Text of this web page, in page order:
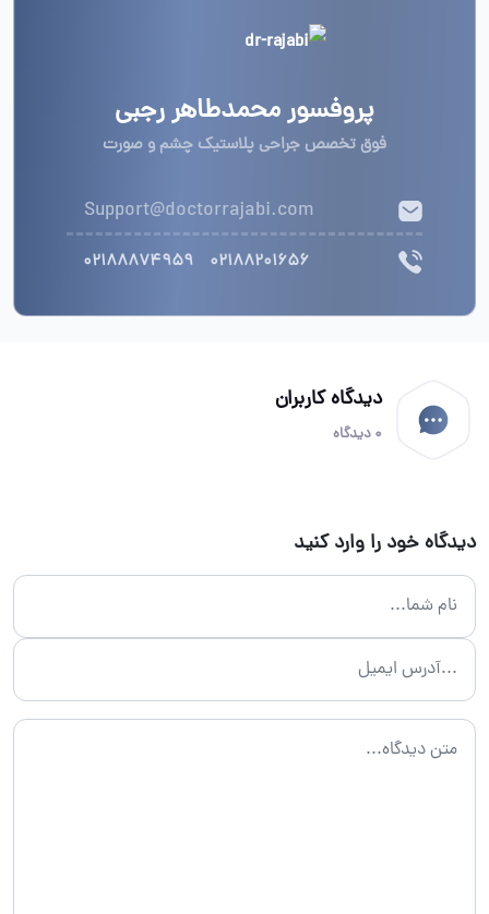
پروفسور محمدطاهر رجبی
فوق تخصص جراحی پلاستیک چشم و صورت
Support@doctorrajabi.com
02188201656
02188874959
دیدگاه کاربران
0 دیدگاه
دیدگاه خود را وارد کنید